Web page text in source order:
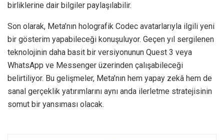
birliklerine dair bilgiler paylaşılabilir.
Son olarak, Meta’nın holografik Codec avatarlarıyla ilgili yeni
bir gösterim yapabileceği konuşuluyor. Geçen yıl sergilenen
teknolojinin daha basit bir versiyonunun Quest 3 veya
WhatsApp ve Messenger üzerinden çalışabileceği
belirtiliyor. Bu gelişmeler, Meta’nın hem yapay zekâ hem de
sanal gerçeklik yatırımlarını aynı anda ilerletme stratejisinin
somut bir yansıması olacak.